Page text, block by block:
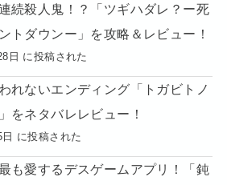
続殺人鬼！？「ツギハダレ？ー死
トダウンー」を攻略＆レビュー！
日 に投稿された
れないエンディング「トガビトノ
をネタバレレビュー！
に投稿された
も愛するデスゲームアプリ！「鈍